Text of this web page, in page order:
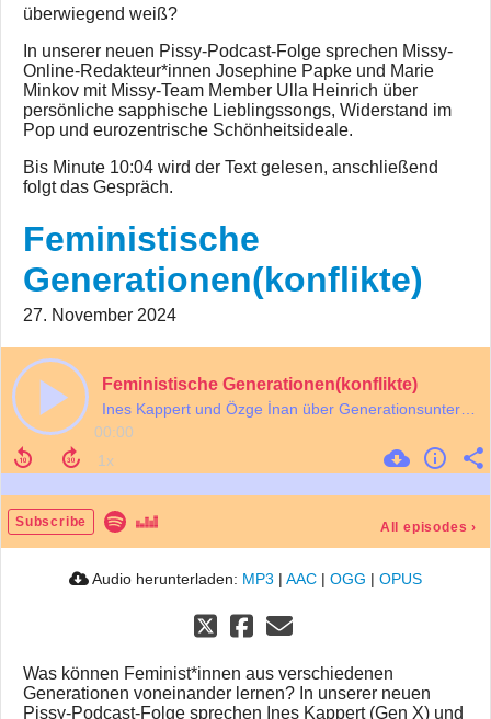
überwiegend weiß?
In unserer neuen Pissy-Podcast-Folge sprechen Missy-
Online-Redakteur*innen Josephine Papke und Marie
Minkov mit Missy-Team Member Ulla Heinrich über
persönliche sapphische Lieblingssongs, Widerstand im
Pop und eurozentrische Schönheitsideale.
Bis Minute 10:04 wird der Text gelesen, anschließend
folgt das Gespräch.
Feministische
Generationen(konflikte)
27. November 2024
Feministische Generationen(konflikte)
00:00
Subscribe All episodes ›
Audio herunterladen: MP3 | AAC | OGG | OPUS
Was können Feminist*innen aus verschiedenen
Generationen voneinander lernen? In unserer neuen
Pissy-Podcast-Folge sprechen Ines Kappert (Gen X) und